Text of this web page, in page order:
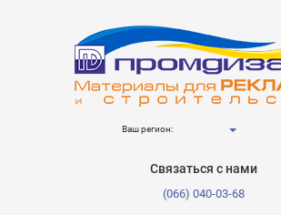
Ваш регион:
Связаться с нами
(066) 040-03-68